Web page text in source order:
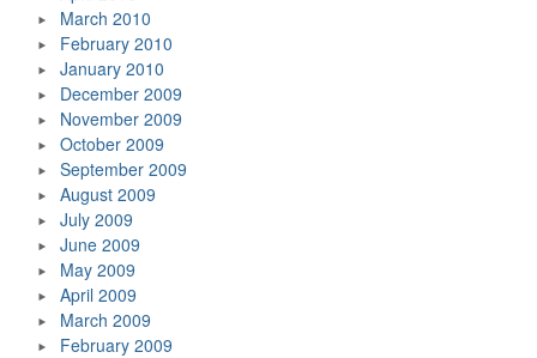
March 2010
February 2010
January 2010
December 2009
November 2009
October 2009
September 2009
August 2009
July 2009
June 2009
May 2009
April 2009
March 2009
February 2009